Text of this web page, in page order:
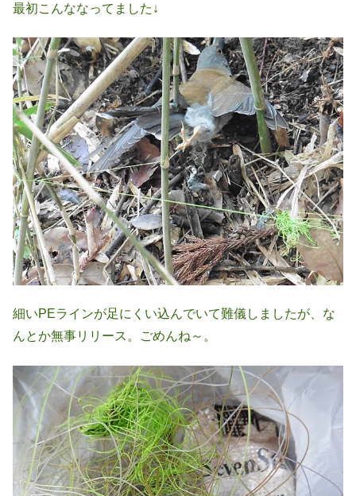
最初こんななってました↓
細いPEラインが足にくい込んでいて難儀しましたが、な
んとか無事リリース。ごめんね～。